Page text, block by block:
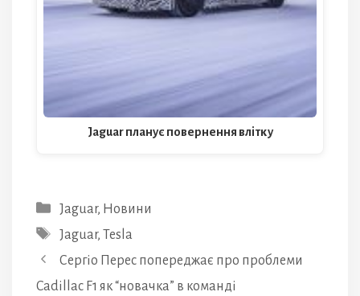
Jaguar планує повернення влітку
Категорії
Jaguar, Новини
Позначки
Jaguar, Tesla
Сергіо Перес попереджає про проблеми
Cadillac F1 як “новачка” в команді